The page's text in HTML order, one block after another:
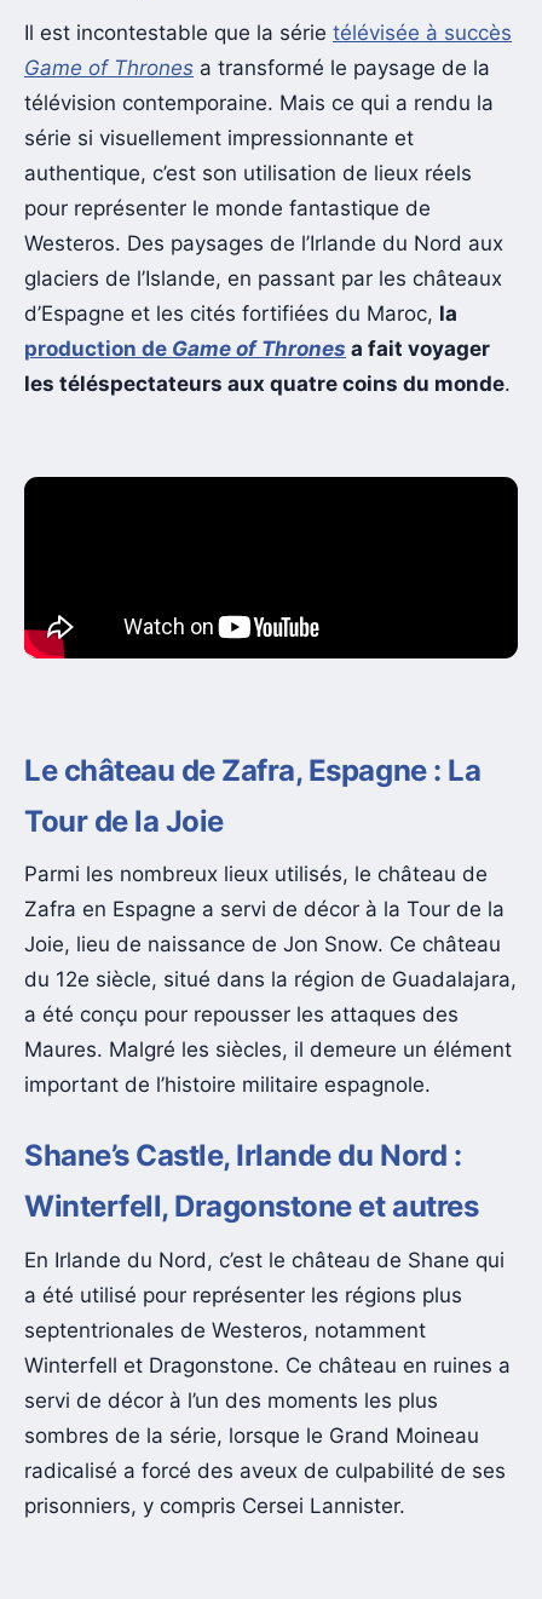
Il est incontestable que la série télévisée à succès
Game of Thrones a transformé le paysage de la
télévision contemporaine. Mais ce qui a rendu la
série si visuellement impressionnante et
authentique, c’est son utilisation de lieux réels
pour représenter le monde fantastique de
Westeros. Des paysages de l’Irlande du Nord aux
glaciers de l’Islande, en passant par les châteaux
d’Espagne et les cités fortifiées du Maroc, la
production de Game of Thrones a fait voyager
les téléspectateurs aux quatre coins du monde.
Le château de Zafra, Espagne : La
Tour de la Joie
Parmi les nombreux lieux utilisés, le château de
Zafra en Espagne a servi de décor à la Tour de la
Joie, lieu de naissance de Jon Snow. Ce château
du 12e siècle, situé dans la région de Guadalajara,
a été conçu pour repousser les attaques des
Maures. Malgré les siècles, il demeure un élément
important de l’histoire militaire espagnole.
Shane’s Castle, Irlande du Nord :
Winterfell, Dragonstone et autres
En Irlande du Nord, c’est le château de Shane qui
a été utilisé pour représenter les régions plus
septentrionales de Westeros, notamment
Winterfell et Dragonstone. Ce château en ruines a
servi de décor à l’un des moments les plus
sombres de la série, lorsque le Grand Moineau
radicalisé a forcé des aveux de culpabilité de ses
prisonniers, y compris Cersei Lannister.